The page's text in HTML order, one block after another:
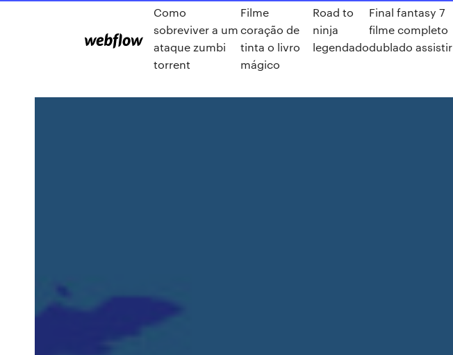
Como
sobreviver a um
ataque zumbi
torrent
Filme
coração de
tinta o livro
mágico
Road to
ninja
legendado
Final fantasy 7
filme completo
dublado assistir